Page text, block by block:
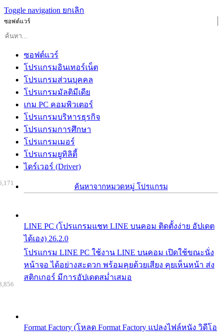
Toggle navigation ยกเลิก
ซอฟต์แวร์
ซอฟต์แวร์
โปรแกรมอินเทอร์เน็ต
โปรแกรมส่วนบุคคล
โปรแกรมมัลติมีเดีย
เกม PC คอมพิวเตอร์
โปรแกรมบริหารธุรกิจ
โปรแกรมการศึกษา
โปรแกรมเมอร์
โปรแกรมยูทิลิตี้
ไดร์เวอร์ (Driver)
ค้นหาจากหมวดหมู่ โปรแกรม
LINE PC (โปรแกรมแชท LINE บนคอม ติดตั้งง่าย อัปเดต
ได้เอง) 26.2.0
โปรแกรม LINE PC ใช้งาน LINE บนคอม เปิดใช้ขณะนั่ง
หน้าจอ ได้อย่างสะดวก พร้อมคุยด้วยเสียง คุยเห็นหน้า ส่ง
สติกเกอร์ มีการอัปเดตสม่ำเสมอ
Format Factory (โหลด Format Factory แปลงไฟล์หนัง วิดีโอ